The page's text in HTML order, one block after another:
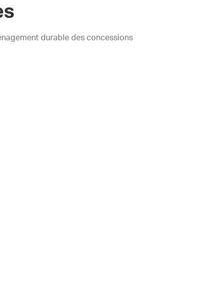
durable des concessions